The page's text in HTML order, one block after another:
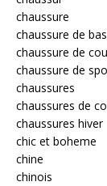
chaussure
chaussure de
chaussure de
chaussure de
chaussures
chaussures de
chaussures hiver
chic et boheme
chine
chinois